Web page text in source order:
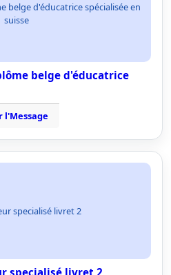
belge d'éducatrice spécialisée en
suisse
belge d'éducatrice
l'Message
specialisé livret 2
specialisé livret 2